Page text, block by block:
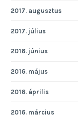
2017. augusztus
2017. július
2016. június
2016. május
2016. április
2016. március